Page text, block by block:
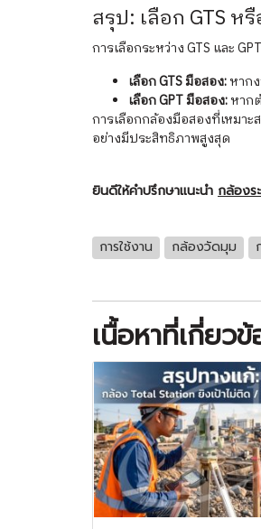
สรุป: เลือก GTS ห
การเลือกระหว่าง GTS และ
เลือก GTS มือสอง:หาก
เลือก GPT มือสอง:หาก
การเลือกกล้องมือสองที่เหมา
อย่างมีประสิทธิภาพสูงสุด
ยินดีให้คำปรึกษาแนะนำ กล้องร
การใช้งาน กล้องวัดมุม
เนื้อหาที่เกี่ยว